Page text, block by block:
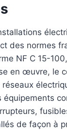
des normes
NF C 15-
en œuvre, le
équipements
de façon à